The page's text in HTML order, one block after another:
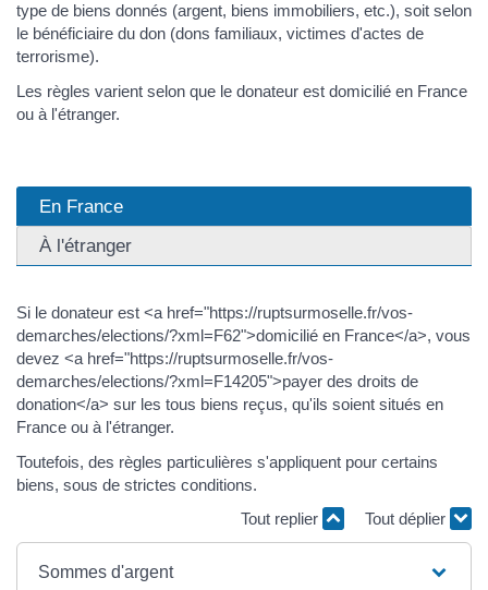
type de biens donnés (argent, biens immobiliers, etc.), soit selon
le bénéficiaire du don (dons familiaux, victimes d'actes de
terrorisme).
Les règles varient selon que le donateur est domicilié en France
ou à l'étranger.
En France
À l'étranger
Si le donateur est <a href="https://ruptsurmoselle.fr/vos-
demarches/elections/?xml=F62">domicilié en France</a>, vous
devez <a href="https://ruptsurmoselle.fr/vos-
demarches/elections/?xml=F14205">payer des droits de
donation</a> sur les tous biens reçus, qu'ils soient situés en
France ou à l'étranger.
Toutefois, des règles particulières s'appliquent pour certains
biens, sous de strictes conditions.
Tout replier
Tout déplier
Sommes d'argent